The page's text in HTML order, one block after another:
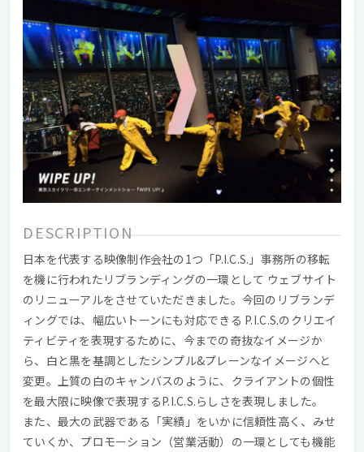
DESCRIPTION
日本を代表する映像制作会社の1つ「P.I.C.S.」事務所の移転
を機に行われたリブランディングの一環として ウェブサイト
のリニューアルをさせていただきました。今回のリブランデ
ィングでは、幅広いトーンにも対応できる P.I.C.S.のクリエイ
ティビティを表現するために、今までの奇抜なイメージか
ら、白と黒を基調としたシンプル&プレーンなイメージへと
変更。上質の白のキャンバスのように、クライアントの個性
を最大限に映像で表現するP.I.C.S.らしさを表現しました。
また、最大の武器である「実績」をいかに信頼性高く、みせ
ていくか、プロモーション（営業活動）の一環としても機能